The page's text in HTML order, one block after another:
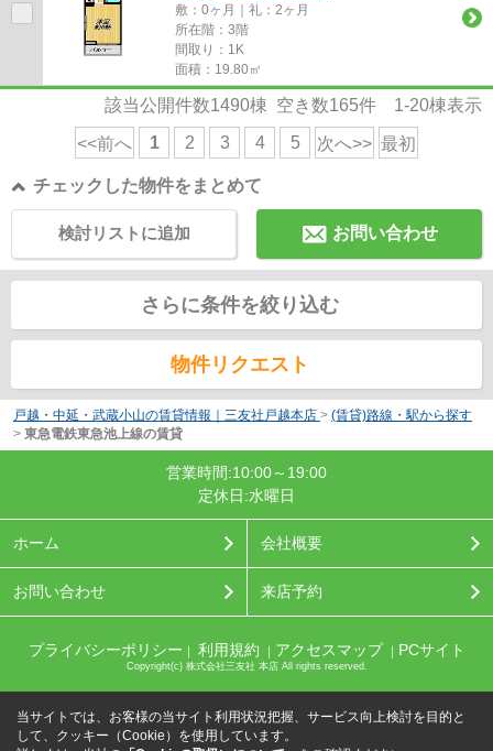
敷：0ヶ月｜礼：2ヶ月
所在階：3階
間取り：1K
面積：19.80㎡
該当公開件数1490棟 空き数165件 1-20棟表示
<<前へ 1 2 3 4 5 次へ>> 最初
チェックした物件をまとめて
お問い合わせ
検討リストに追加
さらに条件を絞り込む
物件リクエスト
戸越・中延・武蔵小山の賃貸情報｜三友社戸越本店 > (賃貸)路線・駅から探す
> 東急電鉄東急池上線の賃貸
営業時間:10:00～19:00
定休日:水曜日
ホーム 会社概要
お問い合わせ 来店予約
プライバシーポリシー 利用規約 アクセスマップ PCサイト
Copyright(c) 株式会社三友社 本店 All rights reserved.
当サイトでは、お客様の当サイト利用状況把握、サービス向上検討を目的と
して、クッキー（Cookie）を使用しています。